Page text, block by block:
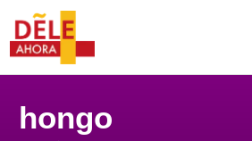
hongo